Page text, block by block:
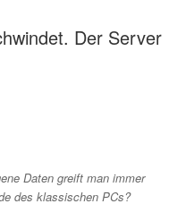
Der Server
Daten greift man immer
des klassischen PCs?